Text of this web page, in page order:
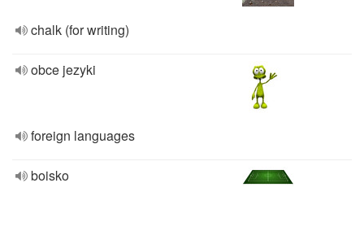
chalk (for writing)
obce jezyki
foreign languages
boisko